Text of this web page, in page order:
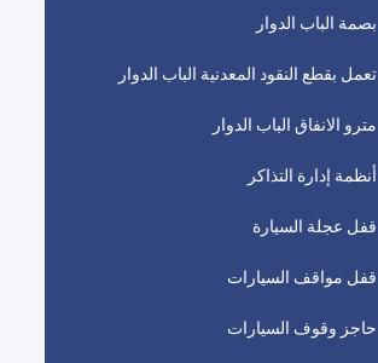
بصمة الباب الدوار
تعمل بقطع النقود المعدنية الباب الدوار
مترو الانفاق الباب الدوار
أنظمة إدارة التذاكر
قفل عجلة السيارة
قفل مواقف السيارات
حاجز وقوف السيارات